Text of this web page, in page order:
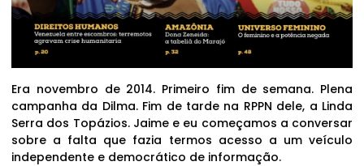
Era novembro de 2014. Primeiro fim de semana. Plena
campanha da Dilma. Fim de tarde na RPPN dele, a Linda
Serra dos Topázios. Jaime e eu começamos a conversar
sobre a falta que fazia termos acesso a um veículo
independente e democrático de informação.